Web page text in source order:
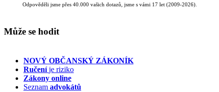
Odpověděli jsme přes 40.000 vašich dotazů, jsme s vámi 17 let (2009-2026).
Může se hodit
NOVÝ OBČANSKÝ ZÁKONÍK
Ručeníje riziko
Zákony online
Seznam advokátů